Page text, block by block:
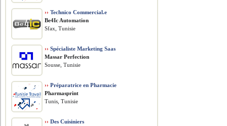
›› Technico Commercial.e
Be4Ic Automation
Sfax, Tunisie
›› Spécialiste Marketing Saas
Massar Perfection
Sousse, Tunisie
›› Préparatrice en Pharmacie
Pharmasprint
Tunis, Tunisie
›› Des Cuisiniers